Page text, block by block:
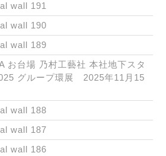
wall 191
wall 190
wall 189
お台場 乃村工藝社 本社地下スタ
グループ環展 2025年11月15
wall 188
wall 187
wall 186